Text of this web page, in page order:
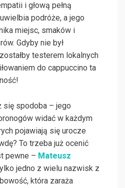
i głową pełną
podróże, a jego
miejsc, smaków i
Gdyby nie był
testerem lokalnych
do cappuccino ta
się spodoba – jego
widać w każdym
pojawiają się urocze
To trzeba już ocenić
pewne – Mateusz
jedno z wielu nazwisk z
która zaraża